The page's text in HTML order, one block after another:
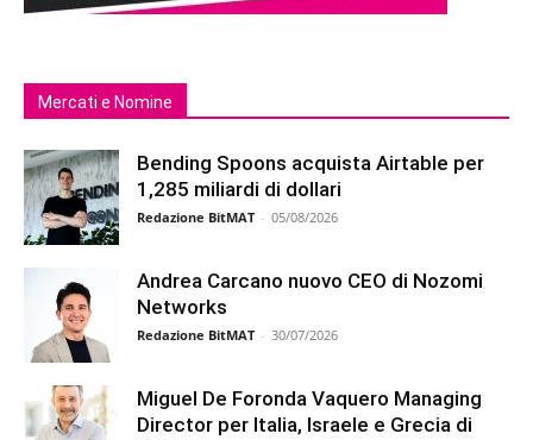
Mercati e Nomine
Bending Spoons acquista Airtable per
1,285 miliardi di dollari
Redazione BitMAT - 05/08/2026
Andrea Carcano nuovo CEO di Nozomi
Networks
Redazione BitMAT - 30/07/2026
Miguel De Foronda Vaquero Managing
Director per Italia, Israele e Grecia di